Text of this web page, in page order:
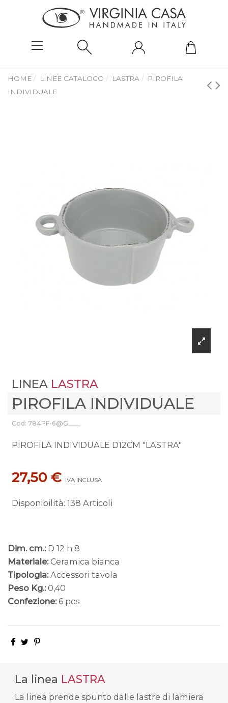
HOME LINEE CATALOGO LASTRA
PIROFILA
INDIVIDUALE
LINEA LASTRA
PIROFILA INDIVIDUALE
Cod: 784PF-6@G____
PIROFILA INDIVIDUALE D12CM "LASTRA"
27,50 € IVA INCLUSA
Disponibilità: 138 Articoli
Dim. cm.: D 12 h 8
Materiale: Ceramica bianca
Tipologia: Accessori tavola
Peso Kg.: 0,40
Confezione: 6 pcs
La linea LASTRA
La linea prende spunto dalle lastre di lamiera